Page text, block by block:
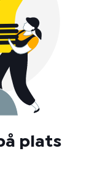
plats